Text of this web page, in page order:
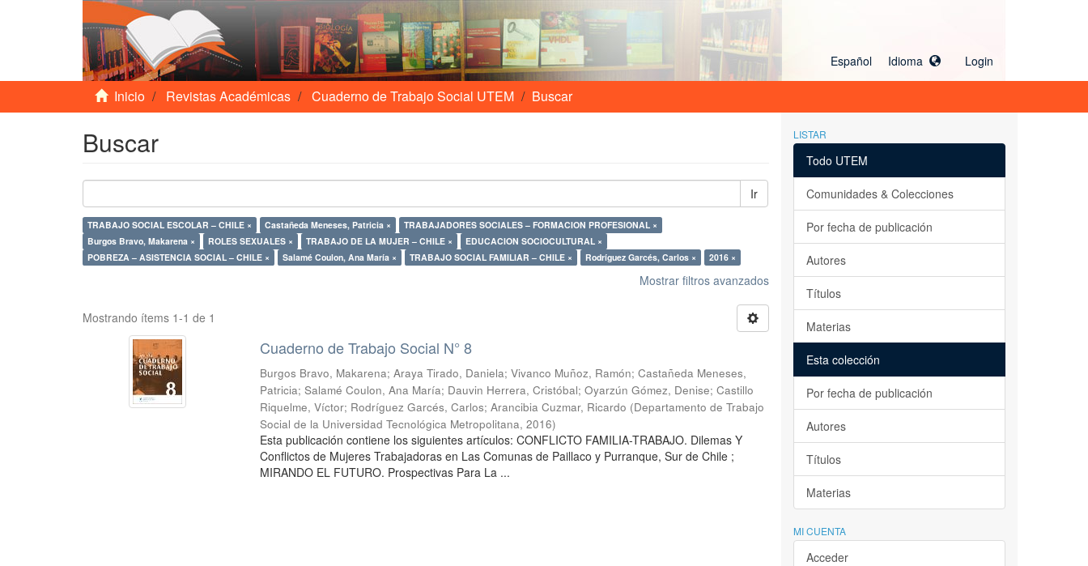
Español Idioma Login
Inicio Revistas Académicas Cuaderno de Trabajo Social UTEM Buscar
Buscar
Ir
TRABAJO SOCIAL ESCOLAR – CHILE × Castañeda Meneses, Patricia ×
TRABAJADORES SOCIALES – FORMACION PROFESIONAL ×
Burgos Bravo, Makarena ×
ROLES SEXUALES × TRABAJO DE LA MUJER – CHILE ×
EDUCACION SOCIOCULTURAL ×
POBREZA – ASISTENCIA SOCIAL – CHILE ×
Salamé Coulon, Ana María × TRABAJO SOCIAL FAMILIAR – CHILE × Rodríguez Garcés, Carlos × 2016 ×
Mostrar filtros avanzados
Mostrando ítems 1-1 de 1
Cuaderno de Trabajo Social N° 8
Burgos Bravo, Makarena;Araya Tirado, Daniela;Vivanco Muñoz, Ramón;Castañeda Meneses,
Patricia;Salamé Coulon, Ana María; Dauvin Herrera, Cristóbal;Oyarzún Gómez, Denise;Castillo
Riquelme, Víctor; Rodríguez Garcés, Carlos;Arancibia Cuzmar, Ricardo (Departamento de Trabajo
Social de la Universidad Tecnológica Metropolitana,2016)
Esta publicación contiene los siguientes artículos: CONFLICTO FAMILIA-TRABAJO. Dilemas Y
Conflictos de Mujeres Trabajadoras en Las Comunas de Paillaco y Purranque, Sur de Chile ;
MIRANDO EL FUTURO. Prospectivas Para La ...
LISTAR
Todo UTEM
Comunidades & Colecciones
Por fecha de publicación
Autores
Títulos
Materias
Esta colección
Por fecha de publicación
Autores
Títulos
Materias
MI CUENTA
Acceder